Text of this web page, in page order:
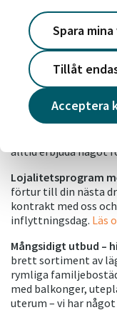
Acceptera
Spara mina
Tillåt
Hitta ditt
Letar du efter en
Sverige?
söder, från
alltid erbjuda något
Lojalitetsprogram
förtur till din nästa
kontrakt med oss
inflyttningsdag. Läs
Mångsidigt utbud –
brett sortiment av
rymliga
med balkonger,
uterum – vi har